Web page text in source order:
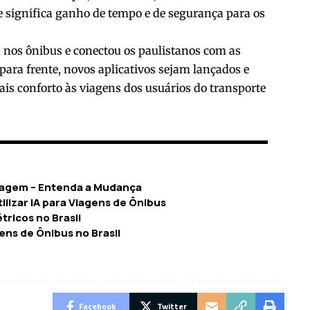
ganho de tempo e de segurança para os
ônibus e conectou os paulistanos com as
frente, novos aplicativos sejam lançados e
conforto às viagens dos usuários do transporte
– Entenda a Mudança
IA para Viagens de Ônibus
no Brasil
de Ônibus no Brasil
Facebook Twitter